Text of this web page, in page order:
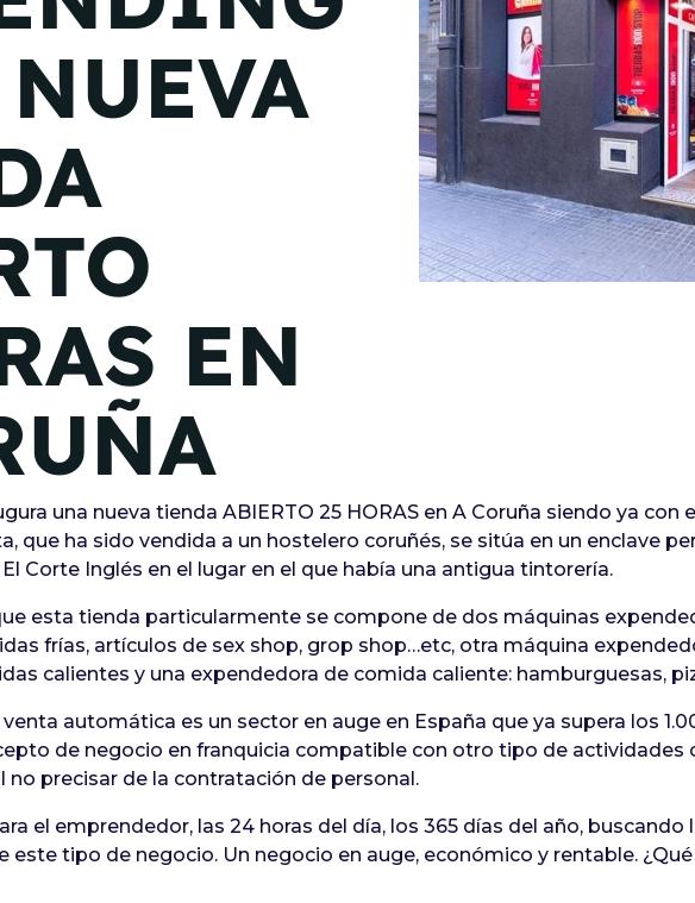
Madrid 2026 2 -
08
de octubre
Castilla-La Mancha
22 de octubre
Barcelona 2026 2 -
05 de noviembre
EN
una nueva tienda ABIERTO 25 HORAS en A Coruña siendo ya con
que ha sido vendida a un hostelero coruñés, se sitúa en un enclave
Corte Inglés en el lugar en el que había una antigua tintorería.
esta tienda particularmente se compone de dos máquinas
frías, artículos de sex shop, grop shop…etc, otra máquina
calientes y una expendedora de comida caliente: hamburguesas,
automática es un sector en auge en España que ya supera los
de negocio en franquicia compatible con otro tipo de actividades
precisar de la contratación de personal.
el emprendedor, las 24 horas del día, los 365 días del año,
este tipo de negocio. Un negocio en auge, económico y rentable.